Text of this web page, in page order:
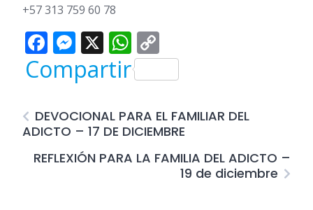
+57 313 759 60 78
Facebook
Messenger
X WhatsApp
Link
Compartir
DEVOCIONAL PARA EL FAMILIAR DEL
ADICTO – 17 DE DICIEMBRE
REFLEXIÓN PARA LA FAMILIA DEL ADICTO –
19 de diciembre